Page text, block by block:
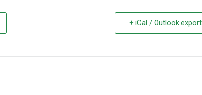
+ iCal / Outlook export